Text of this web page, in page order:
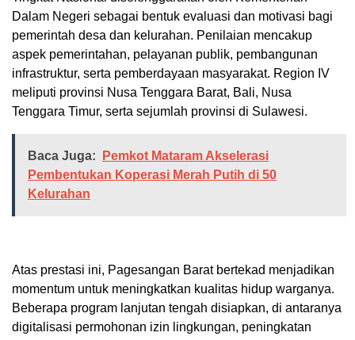
Dalam Negeri sebagai bentuk evaluasi dan motivasi bagi
pemerintah desa dan kelurahan. Penilaian mencakup
aspek pemerintahan, pelayanan publik, pembangunan
infrastruktur, serta pemberdayaan masyarakat. Region IV
meliputi provinsi Nusa Tenggara Barat, Bali, Nusa
Tenggara Timur, serta sejumlah provinsi di Sulawesi.
Baca Juga:
Pemkot Mataram Akselerasi
Pembentukan Koperasi Merah Putih di 50
Kelurahan
Atas prestasi ini, Pagesangan Barat bertekad menjadikan
momentum untuk meningkatkan kualitas hidup warganya.
Beberapa program lanjutan tengah disiapkan, di antaranya
digitalisasi permohonan izin lingkungan, peningkatan